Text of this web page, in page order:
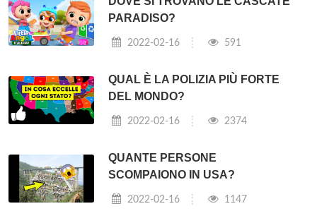
PARADISO?
2022-02-16 591
QUAL È LA POLIZIA PIÙ FORTE
DEL MONDO?
2022-02-16 2374
QUANTE PERSONE
SCOMPAIONO IN USA?
2022-02-16 1147